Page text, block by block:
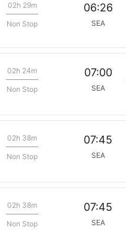
06:26
SEA
02h 29m
Non Stop
07:00
SEA
02h 24m
Non Stop
07:45
SEA
02h 38m
Non Stop
07:45
SEA
02h 38m
Non Stop